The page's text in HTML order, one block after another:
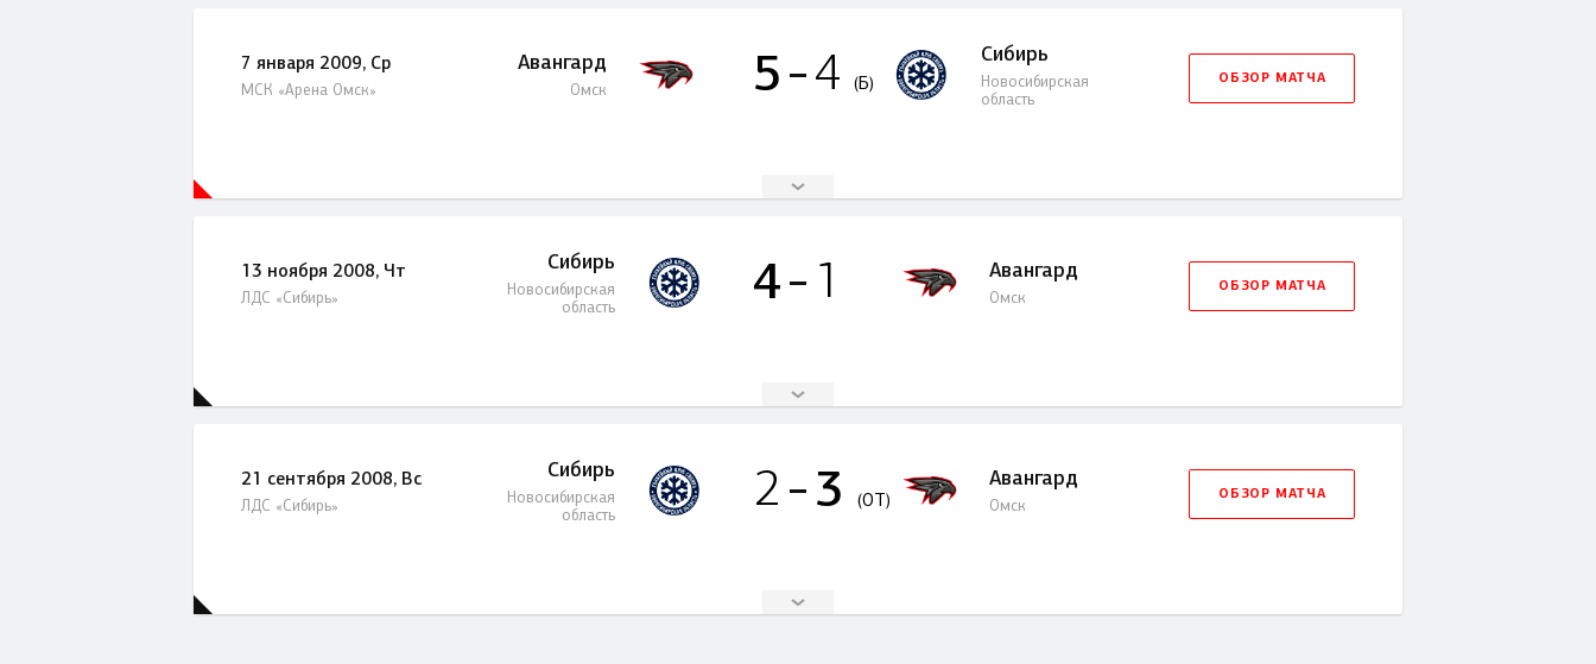
7 января 2009, Ср
МСК «Арена Омск»
Авангард
Омск 5 Сибирь
Новосибирская
область
4(Б) ОБЗОР МАТЧА
13 ноября 2008, Чт
ЛДС «Сибирь»
Сибирь
Новосибирская
область
4 Авангард
Омск
1 ОБЗОР МАТЧА
21 сентября 2008, Вс
ЛДС «Сибирь»
Сибирь
Новосибирская
область
2 Авангард
Омск
3(OT) ОБЗОР МАТЧА